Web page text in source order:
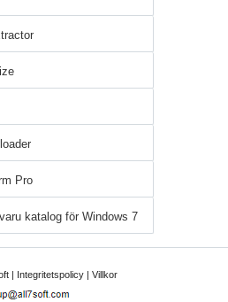
Pro
katalog för Windows 7
| Integritetspolicy | Villkor